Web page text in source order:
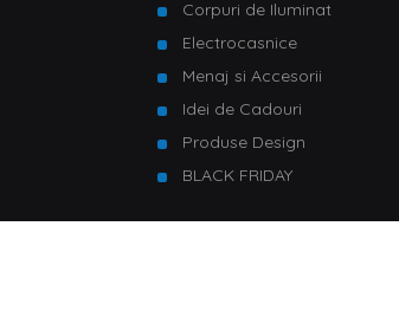
Corpuri de Iluminat
Electrocasnice
Menaj si Accesorii
Idei de Cadouri
Produse Design
BLACK FRIDAY